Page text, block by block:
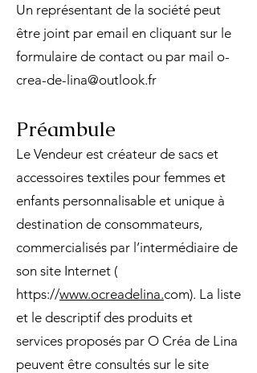
Un représentant de la société peut
être joint par email en cliquant sur le
formulaire de contact ou par mail o-
crea-de-lina@outlook.fr
Préambule
Le Vendeur est créateur de sacs et
accessoires textiles pour femmes et
enfants personnalisable et unique à
destination de consommateurs,
commercialisés par l’intermédiaire de
son site Internet (
https://www.ocreadelina.com). La liste
et le descriptif des produits et
services proposés par O Créa de Lina
peuvent être consultés sur le site